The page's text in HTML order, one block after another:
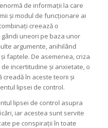
de informații la care
și modul de funcționare ai
creează o
uneori pe baza unor
argumente, anihilând
faptele. De asemenea, criza
incertitudine și anxietate, o
în aceste teorii și
lipsei de control.
lipsei de control asupra
iar acestea sunt servite
pe conspirații în toate